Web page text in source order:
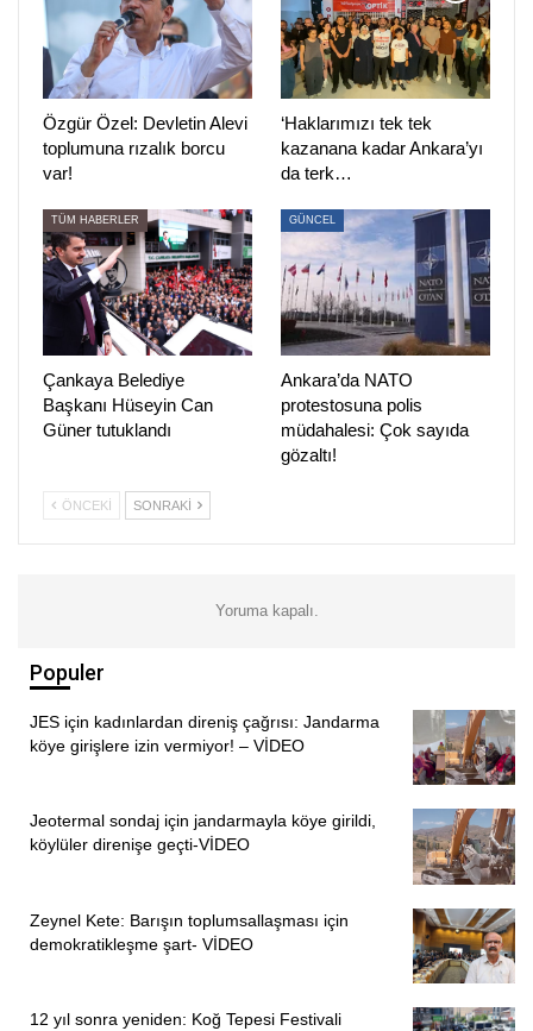
pic.twitter.com/Jw0sXu21g1
— SES Genel Merkezi
(@sesgenelmerkezi)
HABER MERKEZİ
Özgür Özel: Devletin Alevi
toplumuna rızalık borcu
var!
‘Haklarımızı tek tek
kazanana kadar Ankara’yı
da terk…
TÜM HABERLER
Çankaya Belediye
Başkanı Hüseyin Can
Güner tutuklandı
GÜNCEL
Ankara’da NATO
protestosuna polis
müdahalesi: Çok sayıda
gözaltı!
ÖNCEKI SONRAKI
Yoruma kapalı.
Populer
JES için kadınlardan direniş çağrısı: Jandarma
köye girişlere izin vermiyor! – VİDEO
Jeotermal sondaj için jandarmayla köye girildi,
köylüler direnişe geçti-VİDEO
Zeynel Kete: Barışın toplumsallaşması için
demokratikleşme şart- VİDEO
12 yıl sonra yeniden: Koğ Tepesi Festivali